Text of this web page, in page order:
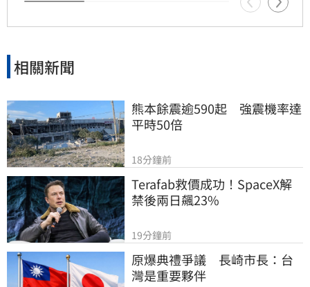
相關新聞
熊本餘震逾590起　強震機率達
平時50倍
18分鐘前
Terafab救價成功！SpaceX解
禁後兩日飆23%
19分鐘前
原爆典禮爭議　長崎市長：台
灣是重要夥伴